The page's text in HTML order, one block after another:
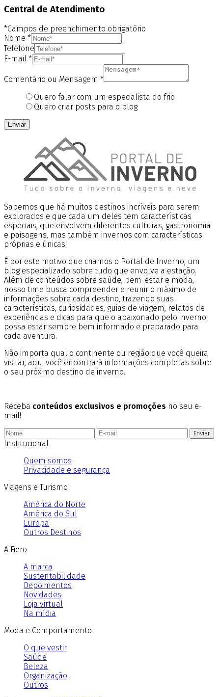
Central de Atendimento
*Campos de preenchimento obrigatório
Nome *
Telefone
E-mail *
Comentário ou Mensagem *
Quero falar com um especialista do frio
Quero criar posts para o blog
Enviar
Sabemos que há muitos destinos incríveis para serem
explorados e que cada um deles tem características
especiais, que envolvem diferentes culturas, gastronomia
e paisagens, mas também invernos com características
próprias e únicas!
É por este motivo que criamos o Portal de Inverno, um
blog especializado sobre tudo que envolve a estação.
Além de conteúdos sobre saúde, bem-estar e moda,
nosso time busca compreender e reunir o máximo de
informações sobre cada destino, trazendo suas
características, curiosidades, guias de viagem, relatos de
experiências e dicas para que o apaixonado pelo inverno
possa estar sempre bem informado e preparado para
cada aventura.
Não importa qual o continente ou região que você queira
visitar, aqui você encontrará informações completas sobre
o seu próximo destino de inverno.
Receba conteúdos exclusivos e promoções no seu e-
mail!
Enviar
Institucional
Quem somos
Privacidade e segurança
Viagens e Turismo
América do Norte
América do Sul
Europa
Outros Destinos
A Fiero
A marca
Sustentabilidade
Depoimentos
Novidades
Loja virtual
Na mídia
Moda e Comportamento
O que vestir
Saúde
Beleza
Organização
Outros